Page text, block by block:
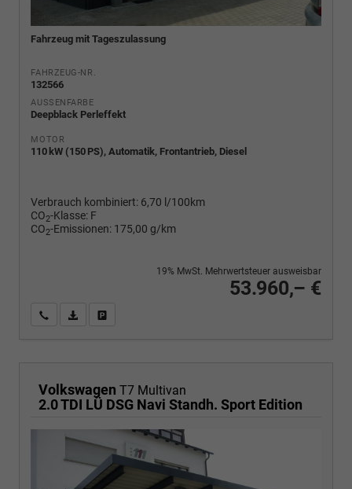
Fahrzeug mit Tageszulassung
FAHRZEUG-NR.
132566
AUSSENFARBE
Deepblack Perleffekt
MOTOR
110 kW (150 PS), Automatik, Frontantrieb, Diesel
Verbrauch kombiniert: 6,70 l/100km
CO2-Klasse: F
CO2-Emissionen: 175,00 g/km
53.960,– €
19% MwSt. Mehrwertsteuer ausweisbar
Wir rufen Sie anPDF-Fahrzeugexposé drucken
Volkswagen T7 Multivan
2.0 TDI LÜ DSG Navi Standh. Sport Edition